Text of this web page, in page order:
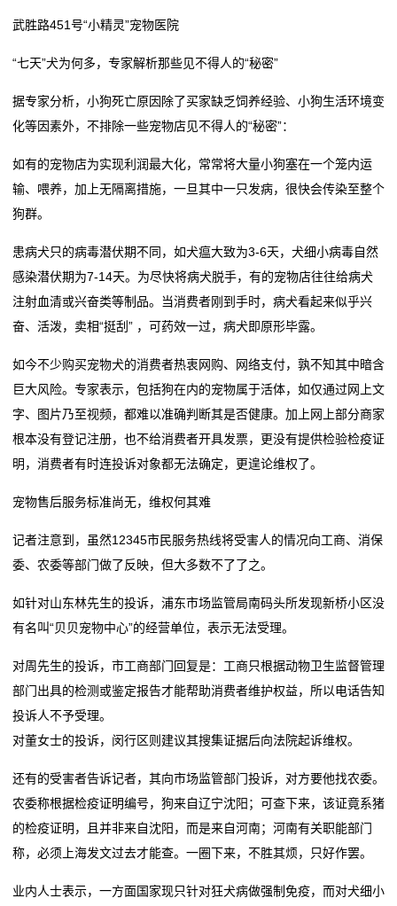
武胜路451号“小精灵”宠物医院
“七天”犬为何多，专家解析那些见不得人的“秘密”
据专家分析，小狗死亡原因除了买家缺乏饲养经验、小狗生活环境变
化等因素外，不排除一些宠物店见不得人的“秘密”：
如有的宠物店为实现利润最大化，常常将大量小狗塞在一个笼内运
输、喂养，加上无隔离措施，一旦其中一只发病，很快会传染至整个
狗群。
患病犬只的病毒潜伏期不同，如犬瘟大致为3-6天，犬细小病毒自然
感染潜伏期为7-14天。为尽快将病犬脱手，有的宠物店往往给病犬
注射血清或兴奋类等制品。当消费者刚到手时，病犬看起来似乎兴
奋、活泼，卖相“挺刮” ，可药效一过，病犬即原形毕露。
如今不少购买宠物犬的消费者热衷网购、网络支付，孰不知其中暗含
巨大风险。专家表示，包括狗在内的宠物属于活体，如仅通过网上文
字、图片乃至视频，都难以准确判断其是否健康。加上网上部分商家
根本没有登记注册，也不给消费者开具发票，更没有提供检验检疫证
明，消费者有时连投诉对象都无法确定，更遑论维权了。
宠物售后服务标准尚无，维权何其难
记者注意到，虽然12345市民服务热线将受害人的情况向工商、消保
委、农委等部门做了反映，但大多数不了了之。
如针对山东林先生的投诉，浦东市场监管局南码头所发现新桥小区没
有名叫“贝贝宠物中心”的经营单位，表示无法受理。
对周先生的投诉，市工商部门回复是：工商只根据动物卫生监督管理
部门出具的检测或鉴定报告才能帮助消费者维护权益，所以电话告知
投诉人不予受理。
对董女士的投诉，闵行区则建议其搜集证据后向法院起诉维权。
还有的受害者告诉记者，其向市场监管部门投诉，对方要他找农委。
农委称根据检疫证明编号，狗来自辽宁沈阳；可查下来，该证竟系猪
的检疫证明，且并非来自沈阳，而是来自河南；河南有关职能部门
称，必须上海发文过去才能查。一圈下来，不胜其烦，只好作罢。
业内人士表示，一方面国家现只针对狂犬病做强制免疫，而对犬细小